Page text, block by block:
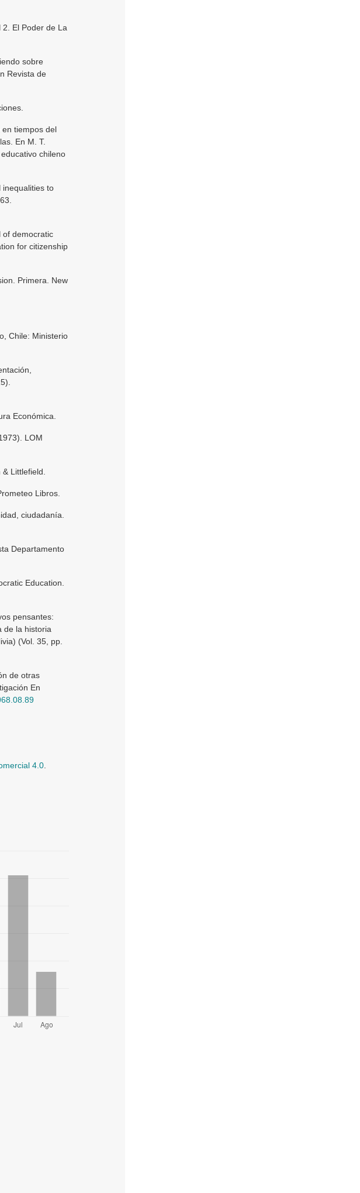
El Poder de La
sobre
Revista de
tiempos del
En M. T.
chileno
inequalities to
of democratic
for citizenship
Primera. New
Chile: Ministerio
Económica.
LOM
Littlefield.
Libros.
ciudadanía.
Departamento
Education.
pensantes:
de la historia
(Vol. 35, pp.
de otras
En
4.0